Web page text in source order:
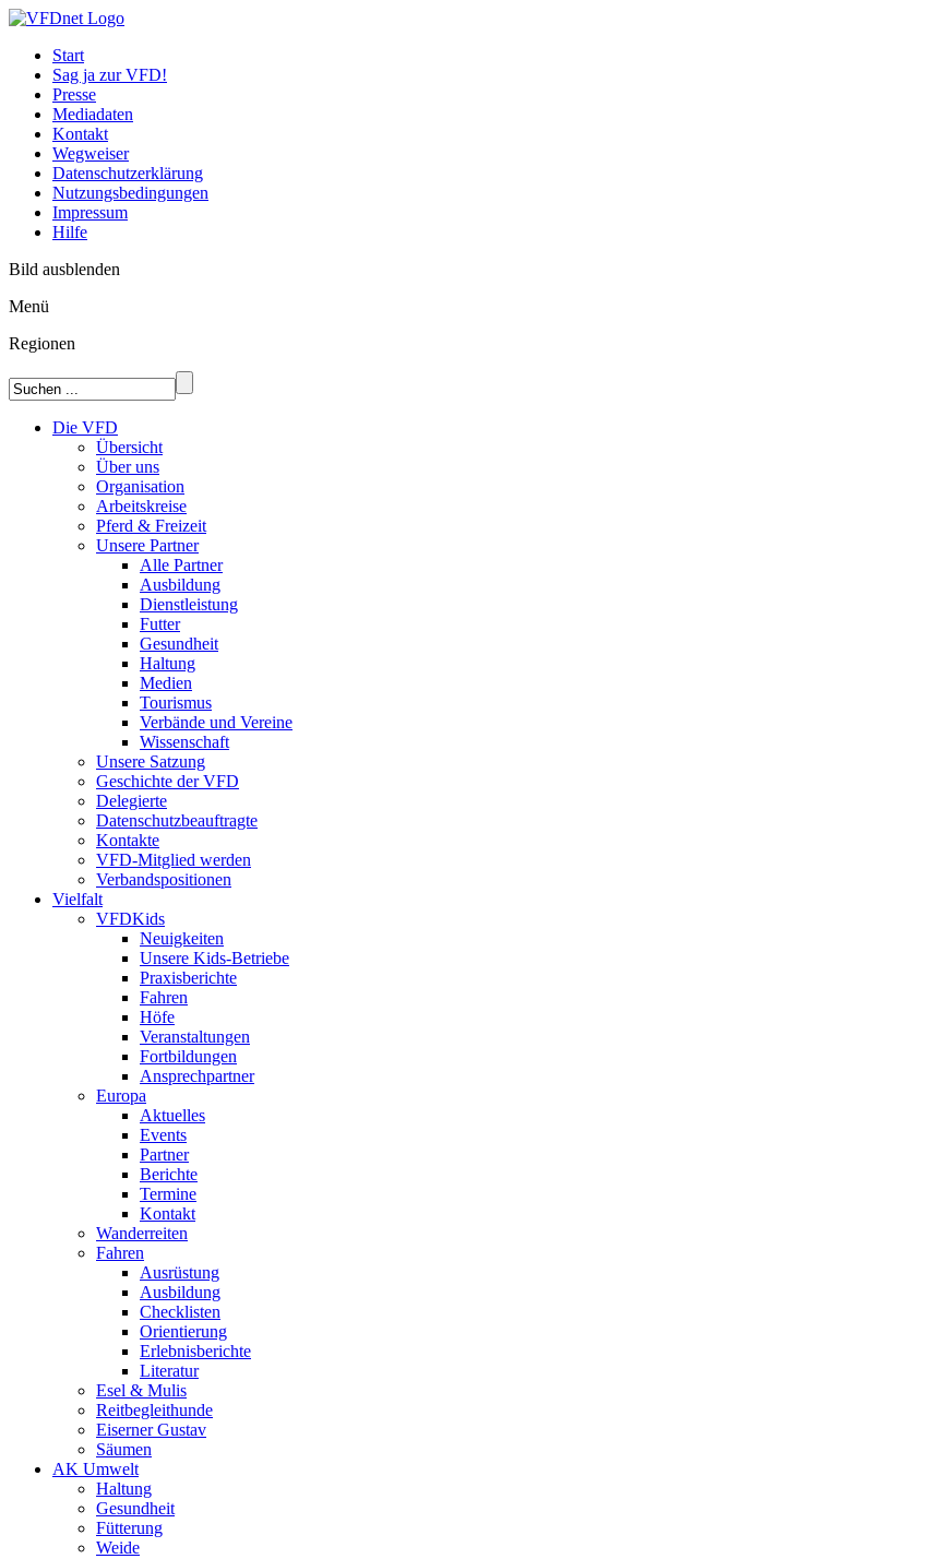
Start
Sag ja zur VFD!
Presse
Mediadaten
Kontakt
Wegweiser
Datenschutzerklärung
Nutzungsbedingungen
Impressum
Hilfe
Bild ausblenden
Menü
Regionen
Die VFD
Übersicht
Über uns
Organisation
Arbeitskreise
Pferd & Freizeit
Unsere Partner
Alle Partner
Ausbildung
Dienstleistung
Futter
Gesundheit
Haltung
Medien
Tourismus
Verbände und Vereine
Wissenschaft
Unsere Satzung
Geschichte der VFD
Delegierte
Datenschutzbeauftragte
Kontakte
VFD-Mitglied werden
Verbandspositionen
Vielfalt
VFDKids
Neuigkeiten
Unsere Kids-Betriebe
Praxisberichte
Fahren
Höfe
Veranstaltungen
Fortbildungen
Ansprechpartner
Europa
Aktuelles
Events
Partner
Berichte
Termine
Kontakt
Wanderreiten
Fahren
Ausrüstung
Ausbildung
Checklisten
Orientierung
Erlebnisberichte
Literatur
Esel & Mulis
Reitbegleithunde
Eiserner Gustav
Säumen
AK Umwelt
Haltung
Gesundheit
Fütterung
Weide